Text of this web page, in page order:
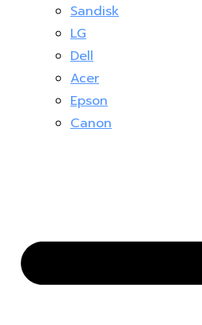
Sandisk
LG
Dell
Acer
Epson
Canon